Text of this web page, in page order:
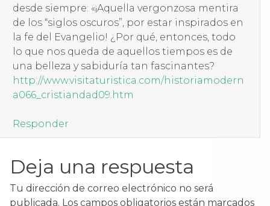
desde siempre: «¡Aquella vergonzosa mentira
de los “siglos oscuros”, por estar inspirados en
la fe del Evangelio! ¿Por qué, entonces, todo
lo que nos queda de aquellos tiempos es de
una belleza y sabiduría tan fascinantes?
http://www.visitaturistica.com/historiamodern
a066_cristiandad09.htm
Responder
Deja una respuesta
Tu dirección de correo electrónico no será
publicada. Los campos obligatorios están marcados